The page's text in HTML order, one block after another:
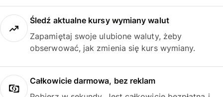
Śledź aktualne kursy wymiany walut
Zapamiętaj swoje ulubione waluty, żeby
obserwować, jak zmienia się kurs wymiany.
Całkowicie darmowa, bez reklam